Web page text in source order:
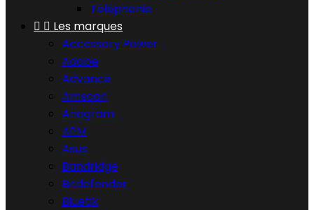
Téléphonie
  Les marques
Accessory Power
Adobe
Advance
Amscan
Anagram
APM
Asus
Bandridge
Bitdefender
Bluetik